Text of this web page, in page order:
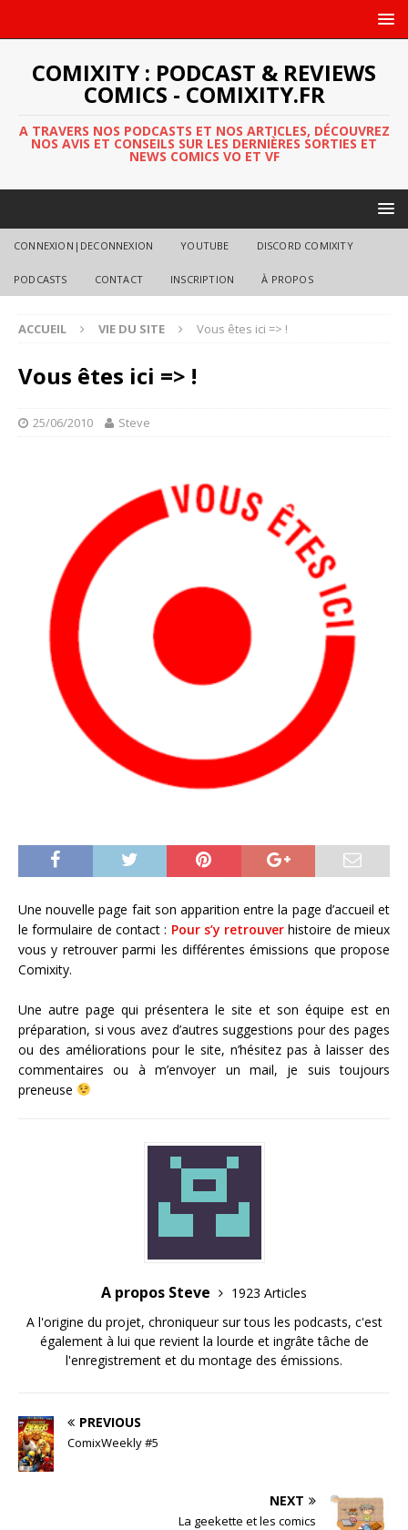
COMIXITY : PODCAST & REVIEWS
COMICS - COMIXITY.FR
A TRAVERS NOS PODCASTS ET NOS ARTICLES, DÉCOUVREZ
NOS AVIS ET CONSEILS SUR LES DERNIÈRES SORTIES ET
NEWS COMICS VO ET VF
CONNEXION|DECONNEXION YOUTUBE DISCORD COMIXITY
PODCASTS CONTACT INSCRIPTION À PROPOS
ACCUEIL VIE DU SITE Vous êtes ici => !
Vous êtes ici => !
25/06/2010 Steve
Une nouvelle page fait son apparition entre la page d’accueil et
le formulaire de contact : Pour s’y retrouver histoire de mieux
vous y retrouver parmi les différentes émissions que propose
Comixity.
Une autre page qui présentera le site et son équipe est en
préparation, si vous avez d’autres suggestions pour des pages
ou des améliorations pour le site, n’hésitez pas à laisser des
commentaires ou à m’envoyer un mail, je suis toujours
preneuse
A propos Steve
1923 Articles
A l'origine du projet, chroniqueur sur tous les podcasts, c'est
également à lui que revient la lourde et ingrâte tâche de
l'enregistrement et du montage des émissions.
PREVIOUS
ComixWeekly #5
NEXT
La geekette et les comics